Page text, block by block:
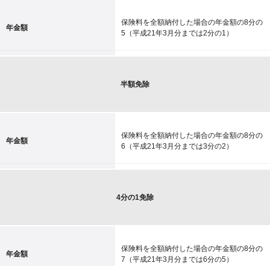
年金額
保険料を全額納付した場合の年金額の8分の
5（平成21年3月分までは2分の1）
半額免除
年金額
保険料を全額納付した場合の年金額の8分の
6（平成21年3月分までは3分の2）
4分の1免除
年金額
保険料を全額納付した場合の年金額の8分の
7（平成21年3月分までは6分の5）